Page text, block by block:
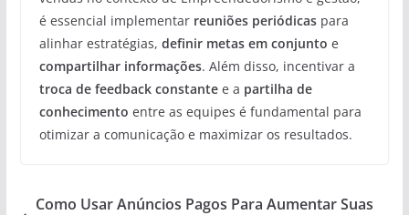
é essencial implementar reuniões periódicaspara
alinhar estratégias, definir metas em conjunto e
compartilhar informações. Além disso, incentivar a
troca de feedback constantee a partilha de
conhecimento entre as equipes é fundamental para
otimizar a comunicação e maximizar os resultados.
Como Usar Anúncios Pagos Para Aumentar Suas